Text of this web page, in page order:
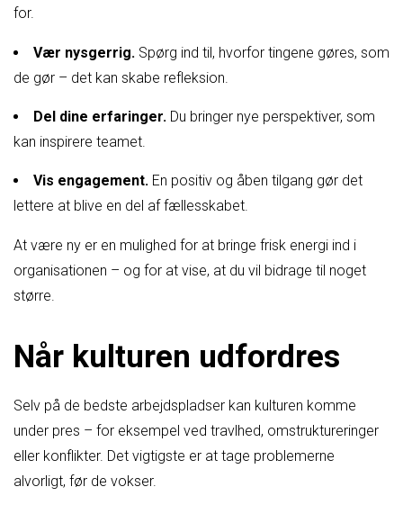
for.
Vær nysgerrig. Spørg ind til, hvorfor tingene gøres, som
de gør – det kan skabe refleksion.
Del dine erfaringer. Du bringer nye perspektiver, som
kan inspirere teamet.
Vis engagement. En positiv og åben tilgang gør det
lettere at blive en del af fællesskabet.
At være ny er en mulighed for at bringe frisk energi ind i
organisationen – og for at vise, at du vil bidrage til noget
større.
Når kulturen udfordres
Selv på de bedste arbejdspladser kan kulturen komme
under pres – for eksempel ved travlhed, omstruktureringer
eller konflikter. Det vigtigste er at tage problemerne
alvorligt, før de vokser.